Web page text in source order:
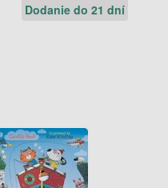
Dodanie do 21 dní